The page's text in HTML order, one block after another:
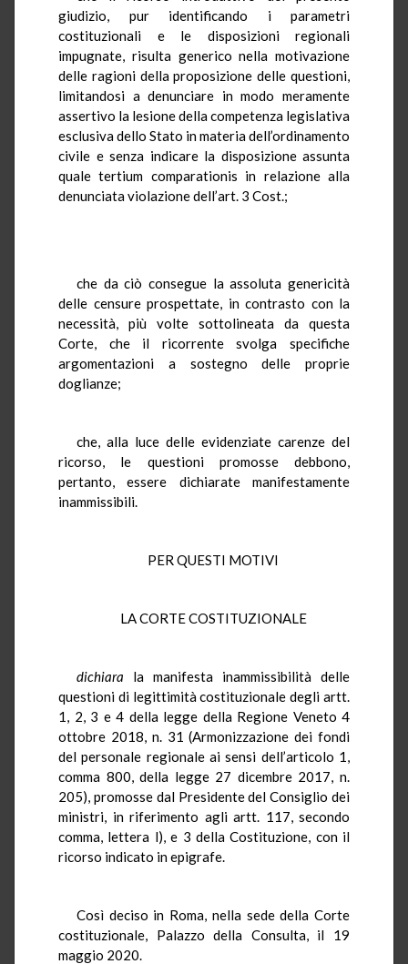
giudizio, pur identificando i parametri
costituzionali e le disposizioni regionali
impugnate, risulta generico nella motivazione
delle ragioni della proposizione delle questioni,
limitandosi a denunciare in modo meramente
assertivo la lesione della competenza legislativa
esclusiva dello Stato in materia dell’ordinamento
civile e senza indicare la disposizione assunta
quale tertium comparationis in relazione alla
denunciata violazione dell’art. 3 Cost.;
che da ciò consegue la assoluta genericità
delle censure prospettate, in contrasto con la
necessità, più volte sottolineata da questa
Corte, che il ricorrente svolga specifiche
argomentazioni a sostegno delle proprie
doglianze;
che, alla luce delle evidenziate carenze del
ricorso, le questioni promosse debbono,
pertanto, essere dichiarate manifestamente
inammissibili.
PER QUESTI MOTIVI
LA CORTE COSTITUZIONALE
dichiara la manifesta inammissibilità delle
questioni di legittimità costituzionale degli artt.
1, 2, 3 e 4 della legge della Regione Veneto 4
ottobre 2018, n. 31 (Armonizzazione dei fondi
del personale regionale ai sensi dell’articolo 1,
comma 800, della legge 27 dicembre 2017, n.
205), promosse dal Presidente del Consiglio dei
ministri, in riferimento agli artt. 117, secondo
comma, lettera l), e 3 della Costituzione, con il
ricorso indicato in epigrafe.
Così deciso in Roma, nella sede della Corte
costituzionale, Palazzo della Consulta, il 19
maggio 2020.